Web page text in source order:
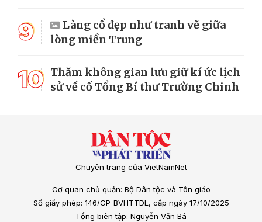
9
Làng cổ đẹp như tranh vẽ giữa
lòng miền Trung
10 Thăm không gian lưu giữ kí ức lịch
sử về cố Tổng Bí thư Trường Chinh
Chuyên trang của VietNamNet
Cơ quan chủ quản: Bộ Dân tộc và Tôn giáo
Số giấy phép: 146/GP-BVHTTDL, cấp ngày 17/10/2025
Tổng biên tập: Nguyễn Văn Bá